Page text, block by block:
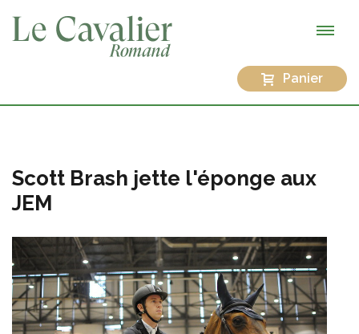
Panier
Scott Brash jette l'éponge aux
JEM